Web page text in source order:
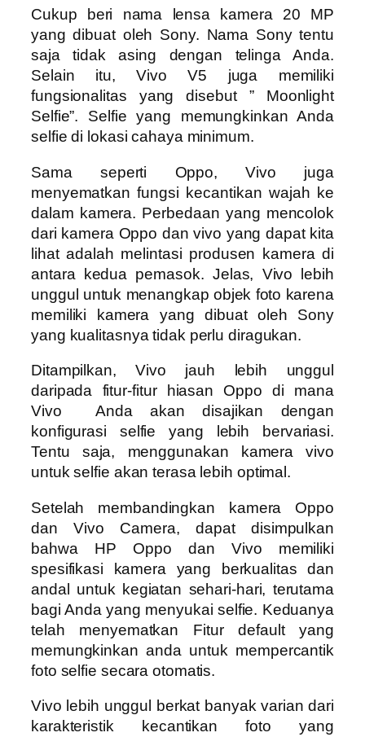
Cukup beri nama lensa kamera 20 MP
yang dibuat oleh Sony. Nama Sony tentu
saja tidak asing dengan telinga Anda.
Selain itu, Vivo V5 juga memiliki
fungsionalitas yang disebut ” Moonlight
Selfie”. Selfie yang memungkinkan Anda
selfie di lokasi cahaya minimum.
Sama seperti Oppo, Vivo juga
menyematkan fungsi kecantikan wajah ke
dalam kamera. Perbedaan yang mencolok
dari kamera Oppo dan vivo yang dapat kita
lihat adalah melintasi produsen kamera di
antara kedua pemasok. Jelas, Vivo lebih
unggul untuk menangkap objek foto karena
memiliki kamera yang dibuat oleh Sony
yang kualitasnya tidak perlu diragukan.
Ditampilkan, Vivo jauh lebih unggul
daripada fitur-fitur hiasan Oppo di mana
Vivo Anda akan disajikan dengan
konfigurasi selfie yang lebih bervariasi.
Tentu saja, menggunakan kamera vivo
untuk selfie akan terasa lebih optimal.
Setelah membandingkan kamera Oppo
dan Vivo Camera, dapat disimpulkan
bahwa HP Oppo dan Vivo memiliki
spesifikasi kamera yang berkualitas dan
andal untuk kegiatan sehari-hari, terutama
bagi Anda yang menyukai selfie. Keduanya
telah menyematkan Fitur default yang
memungkinkan anda untuk mempercantik
foto selfie secara otomatis.
Vivo lebih unggul berkat banyak varian dari
karakteristik kecantikan foto yang